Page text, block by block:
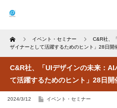
Home イベント・セミナー
C&R社、
ザイナーとして活躍するためのヒント」28日開
C&R社、「UIデザインの未来：
て活躍するためのヒント」28日開
2024/3/12 イベント・セミナー